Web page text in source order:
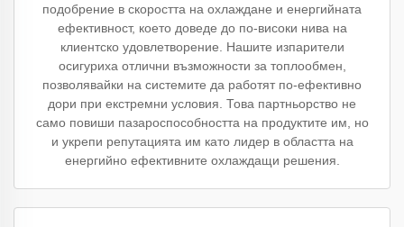
подобрение в скоростта на охлаждане и енергийната
ефективност, което доведе до по-високи нива на
клиентско удовлетворение. Нашите изпарители
осигуриха отлични възможности за топлообмен,
позволявайки на системите да работят по-ефективно
дори при екстремни условия. Това партньорство не
само повиши пазароспособността на продуктите им, но
и укрепи репутацията им като лидер в областта на
енергийно ефективните охлаждащи решения.